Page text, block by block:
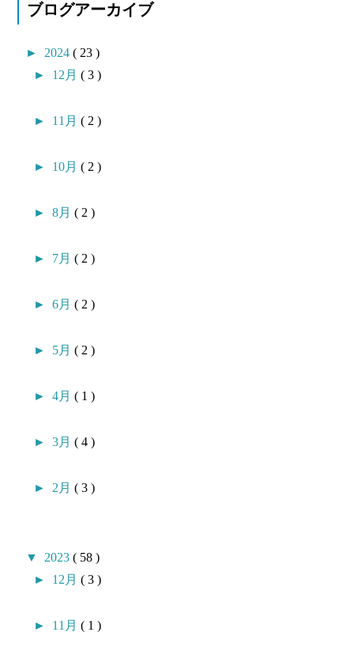
ブログアーカイブ
► 2024( 23 )
► 12月( 3 )
► 11月( 2 )
► 10月( 2 )
►8月( 2 )
► 7月( 2 )
►6月( 2 )
► 5月( 2 )
►4月( 1 )
►3月( 4 )
► 2月( 3 )
▼ 2023( 58 )
► 12月( 3 )
► 11月( 1 )